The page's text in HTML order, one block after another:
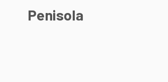
Penisola